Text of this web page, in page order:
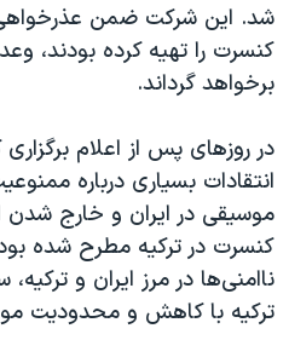
اقتصادی
علم و فناوری
گالری عکس
آرشیو پخش زنده
حمله جمهوری اسلامی به اسرائیل
رمز مهسا
اعتراضات زن، زندگی، آزادی
مجموعه مستندهای دادخواهی
تریبونال مردمی آبان ۹۸
دادگاه حمید نوری
چهل سال گروگان‌گیری
زبانهای مختلف
شد. این شرکت ضمن عذرخواهی
کنسرت را تهیه کرده بودند،
برخواهد گرداند.
در روزهای پس از اعلام
انتقادات بسیاری درباره
موسیقی در ایران و خارج شدن
کنسرت در ترکیه مطرح شده
ناامنی‌ها در مرز ایران و
ترکیه با کاهش و محدودیت